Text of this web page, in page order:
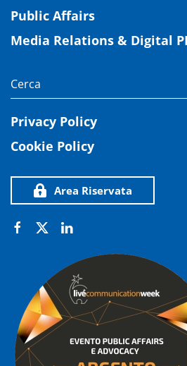
Public Affairs
Media Relations & Digital
Privacy Policy
Cookie Policy
Area Riservata